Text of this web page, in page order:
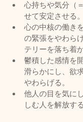
心持ちや気分（
せて安定させる。
心の中核の働き
の緊張をやわら
テリーを落ち着
鬱積した感情を
滑らかにし、欲
やわらげる。
他人の目を気に
しむ人を解放する